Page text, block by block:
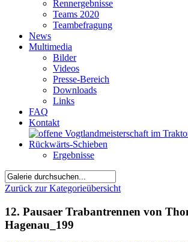
Rennergebnisse
Teams 2020
Teambefragung
News
Multimedia
Bilder
Videos
Presse-Bereich
Downloads
Links
FAQ
Kontakt
Ergebnisse
Zurück zur Kategorieübersicht
12. Pausaer Trabantrennen von
Hagenau_199